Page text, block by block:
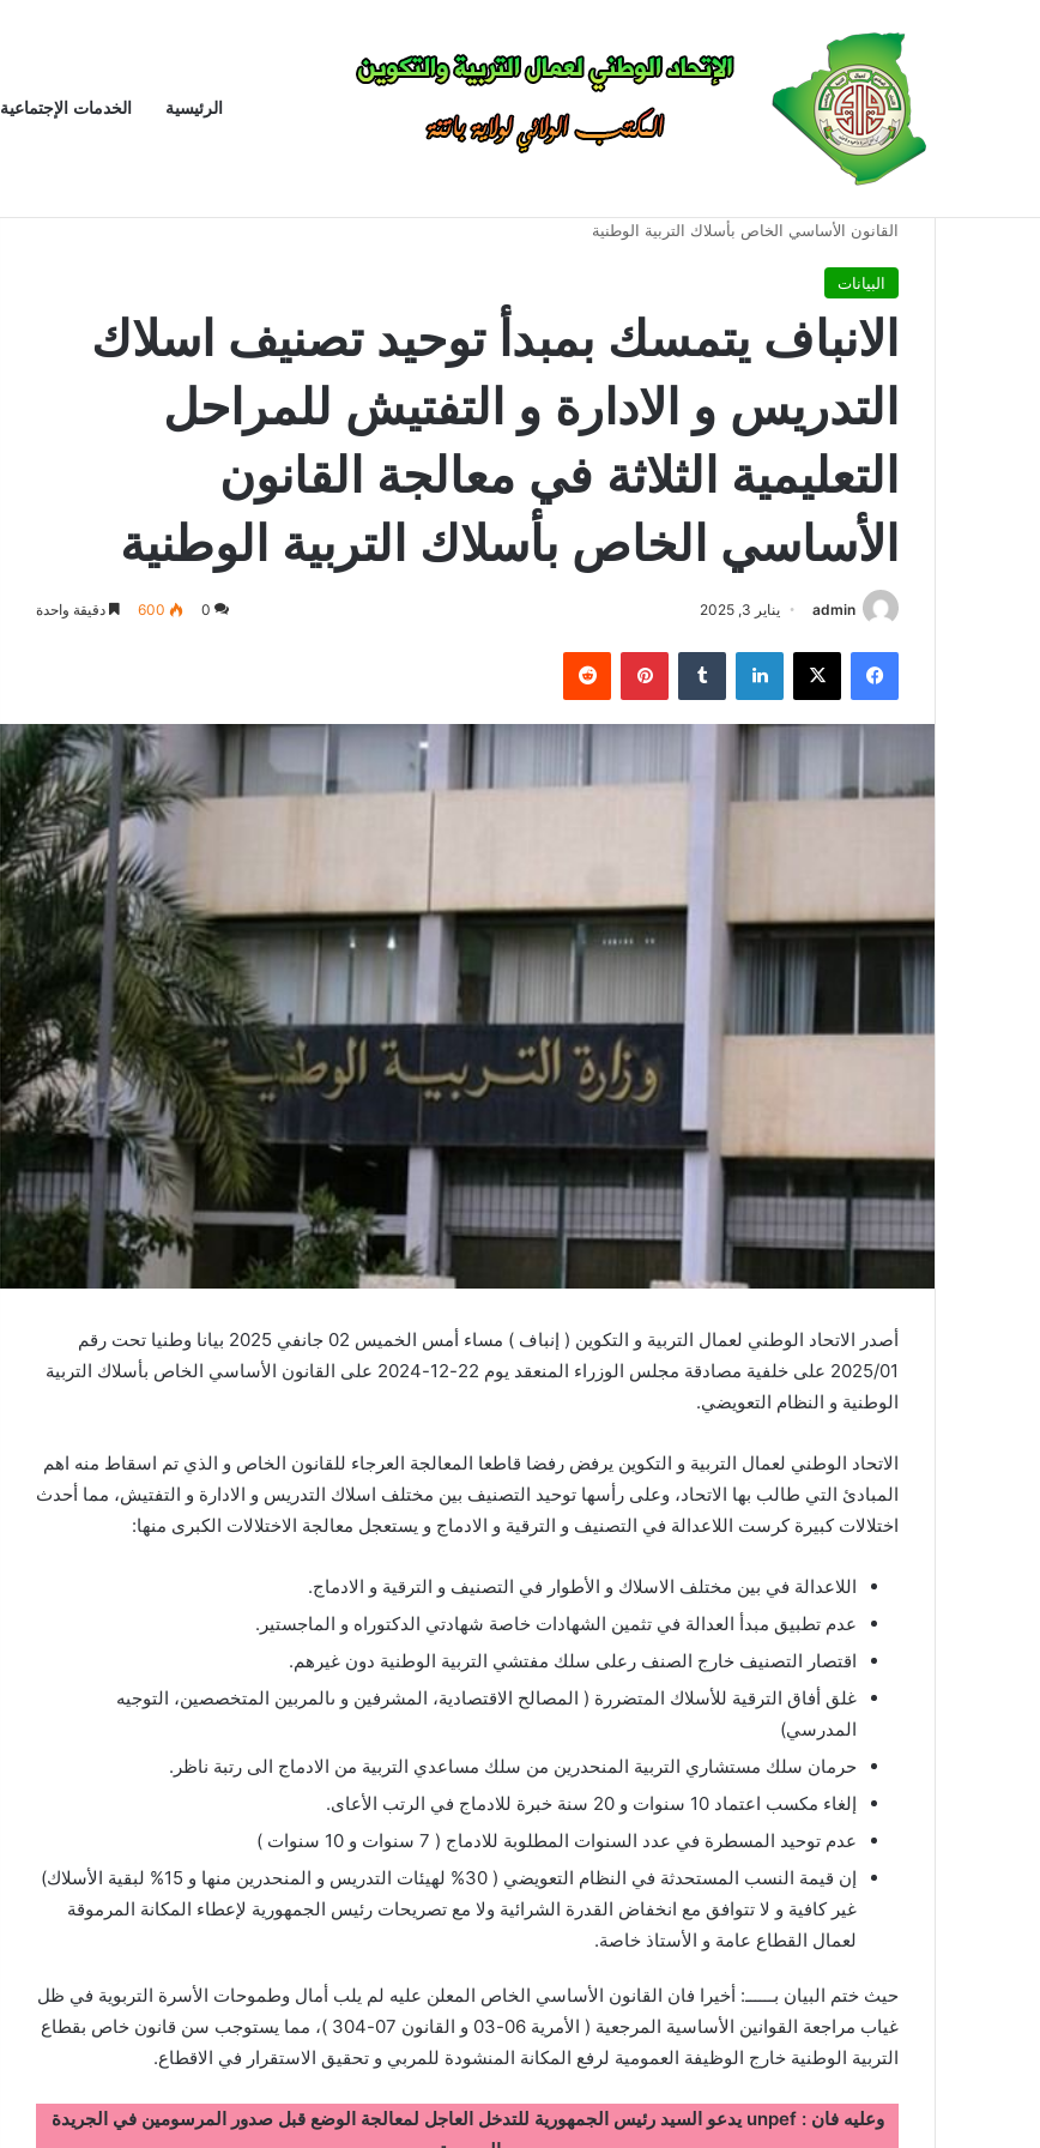
الرئيسية الخدمات الإجتماعية
أخبار عاجلة
القانون الأساسي الخاص بأسلاك التربية الوطنية
البيانات
الانباف يتمسك بمبدأ توحيد تصنيف اسلاك
التدريس و الادارة و التفتيش للمراحل
التعليمية الثلاثة في معالجة القانون
الأساسي الخاص بأسلاك التربية الوطنية
admin يناير 3, 2025 0
600 دقيقة واحدة
فيسبوك X لينكدإن بينتيريست
أصدر الاتحاد الوطني لعمال التربية و التكوين ( إنباف ) مساء أمس الخميس 02 جانفي 2025 بيانا وطنيا تحت رقم
2025/01 على خلفية مصادقة مجلس الوزراء المنعقد يوم 22-12-2024 على القانون الأساسي الخاص بأسلاك التربية
الوطنية و النظام التعويضي.
الاتحاد الوطني لعمال التربية و التكوين يرفض رفضا قاطعا المعالجة العرجاء للقانون الخاص و الذي تم اسقاط منه اهم
المبادئ التي طالب بها الاتحاد، وعلى رأسها توحيد التصنيف بين مختلف اسلاك التدريس و الادارة و التفتيش، مما أحدث
اختلالات كبيرة كرست اللاعدالة في التصنيف و الترقية و الادماج و يستعجل معالجة الاختلالات الكبرى منها:
اللاعدالة في بين مختلف الاسلاك و الأطوار في التصنيف و الترقية و الادماج.
عدم تطبيق مبدأ العدالة في تثمين الشهادات خاصة شهادتي الدكتوراه و الماجستير.
اقتصار التصنيف خارج الصنف رعلى سلك مفتشي التربية الوطنية دون غيرهم.
غلق أفاق الترقية للأسلاك المتضررة ( المصالح الاقتصادية، المشرفين و ىالمربين المتخصصين، التوجيه
المدرسي)
حرمان سلك مستشاري التربية المنحدرين من سلك مساعدي التربية من الادماج الى رتبة ناظر.
إلغاء مكسب اعتماد 10 سنوات و 20 سنة خبرة للادماج في الرتب الأعاى.
عدم توحيد المسطرة في عدد السنوات المطلوبة للادماج ( 7 سنوات و 10 سنوات )
إن قيمة النسب المستحدثة في النظام التعويضي ( 30% لهيئات التدريس و المنحدرين منها و 15% لبقية الأسلاك)
غير كافية و لا تتوافق مع انخفاض القدرة الشرائية ولا مع تصريحات رئيس الجمهورية لإعطاء المكانة المرموقة
لعمال القطاع عامة و الأستاذ خاصة.
حيث ختم البيان بــــــ: أخيرا فان القانون الأساسي الخاص المعلن عليه لم يلب أمال وطموحات الأسرة التربوية في ظل
غياب مراجعة القوانين الأساسية المرجعية ( الأمرية 06-03 و القانون 07-304 )، مما يستوجب سن قانون خاص بقطاع
التربية الوطنية خارج الوظيفة العمومية لرفع المكانة المنشودة للمربي و تحقيق الاستقرار في الاقطاع.
وعليه فان : unpef يدعو السيد رئيس الجمهورية للتدخل العاجل لمعالجة الوضع قبل صدور المرسومين في الجريدة